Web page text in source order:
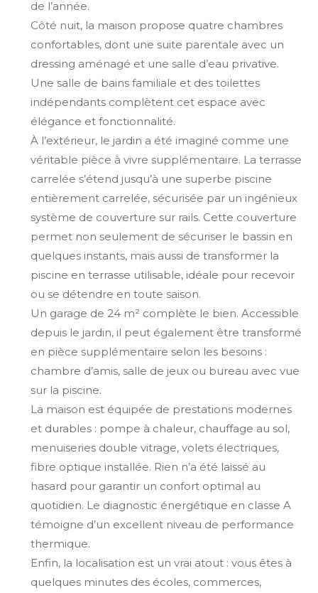
de l’année.
Côté nuit, la maison propose quatre chambres
confortables, dont une suite parentale avec un
dressing aménagé et une salle d’eau privative.
Une salle de bains familiale et des toilettes
indépendants complètent cet espace avec
élégance et fonctionnalité.
À l’extérieur, le jardin a été imaginé comme une
véritable pièce à vivre supplémentaire. La terrasse
carrelée s’étend jusqu’à une superbe piscine
entièrement carrelée, sécurisée par un ingénieux
système de couverture sur rails. Cette couverture
permet non seulement de sécuriser le bassin en
quelques instants, mais aussi de transformer la
piscine en terrasse utilisable, idéale pour recevoir
ou se détendre en toute saison.
Un garage de 24 m² complète le bien. Accessible
depuis le jardin, il peut également être transformé
en pièce supplémentaire selon les besoins :
chambre d’amis, salle de jeux ou bureau avec vue
sur la piscine.
La maison est équipée de prestations modernes
et durables : pompe à chaleur, chauffage au sol,
menuiseries double vitrage, volets électriques,
fibre optique installée. Rien n’a été laissé au
hasard pour garantir un confort optimal au
quotidien. Le diagnostic énergétique en classe A
témoigne d’un excellent niveau de performance
thermique.
Enfin, la localisation est un vrai atout : vous êtes à
quelques minutes des écoles, commerces,